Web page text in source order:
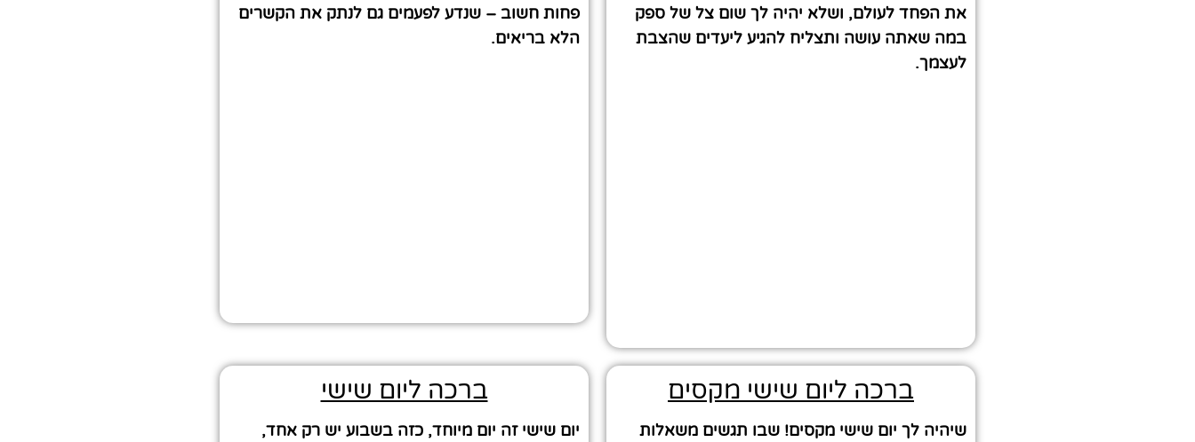
את הפחד לעולם, ושלא יהיה לך שום צל של ספק
במה שאתה עושה ותצליח להגיע ליעדים שהצבת
לעצמך.
פחות חשוב – שנדע לפעמים גם לנתק את הקשרים
הלא בריאים.
ברכה ליום שישי מקסים
שיהיה לך יום שישי מקסים! שבו תגשים משאלות
ברכה ליום שישי
יום שישי זה יום מיוחד, כזה בשבוע יש רק אחד,